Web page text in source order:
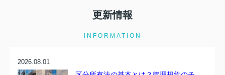
更新情報
INFORMATION
2026.08.01